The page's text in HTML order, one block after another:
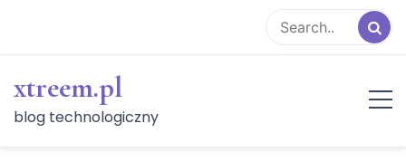
content
xtreem.pl
blog technologiczny